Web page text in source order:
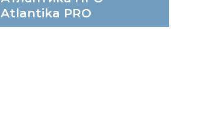
Atlantika PRO